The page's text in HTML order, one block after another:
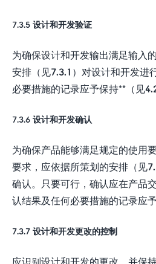
7.3.5 设计和开发验证
为确保设计和开发输出满足输入
安排（见7.3.1）对设计和开发进
必要措施的记录应予保持**（见
7.3.6 设计和开发确认
为确保产品能够满足规定的使用
要求，应依据所策划的安排（见
确认。只要可行，确认应在产品
认结果及任何必要措施的记录应
7.3.7 设计和开发更改的控制
应识别设计和开发的更改，并保